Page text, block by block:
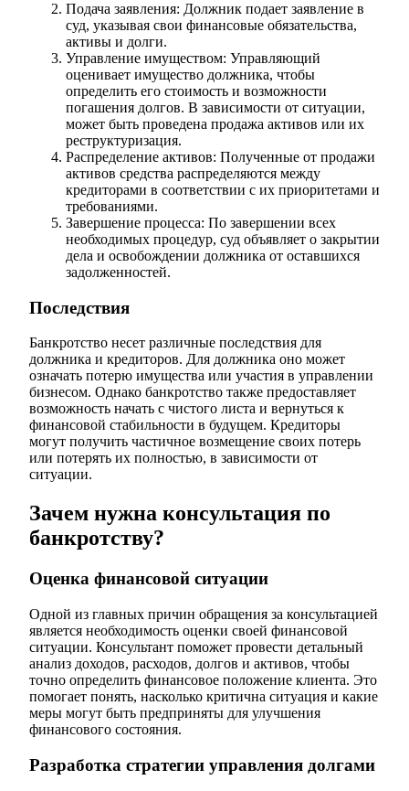
Подача заявления: Должник подает заявление в
суд, указывая свои финансовые обязательства,
активы и долги.
Управление имуществом: Управляющий
оценивает имущество должника, чтобы
определить его стоимость и возможности
погашения долгов. В зависимости от ситуации,
может быть проведена продажа активов или их
реструктуризация.
Распределение активов: Полученные от продажи
активов средства распределяются между
кредиторами в соответствии с их приоритетами и
требованиями.
Завершение процесса: По завершении всех
необходимых процедур, суд объявляет о закрытии
дела и освобождении должника от оставшихся
задолженностей.
Последствия
Банкротство несет различные последствия для
должника и кредиторов. Для должника оно может
означать потерю имущества или участия в управлении
бизнесом. Однако банкротство также предоставляет
возможность начать с чистого листа и вернуться к
финансовой стабильности в будущем. Кредиторы
могут получить частичное возмещение своих потерь
или потерять их полностью, в зависимости от
ситуации.
Зачем нужна консультация по
банкротству?
Оценка финансовой ситуации
Одной из главных причин обращения за консультацией
является необходимость оценки своей финансовой
ситуации. Консультант поможет провести детальный
анализ доходов, расходов, долгов и активов, чтобы
точно определить финансовое положение клиента. Это
помогает понять, насколько критична ситуация и какие
меры могут быть предприняты для улучшения
финансового состояния.
Разработка стратегии управления долгами